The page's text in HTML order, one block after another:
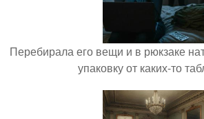
Перебирала его вещи и в рюкзаке
упаковку от каких-то